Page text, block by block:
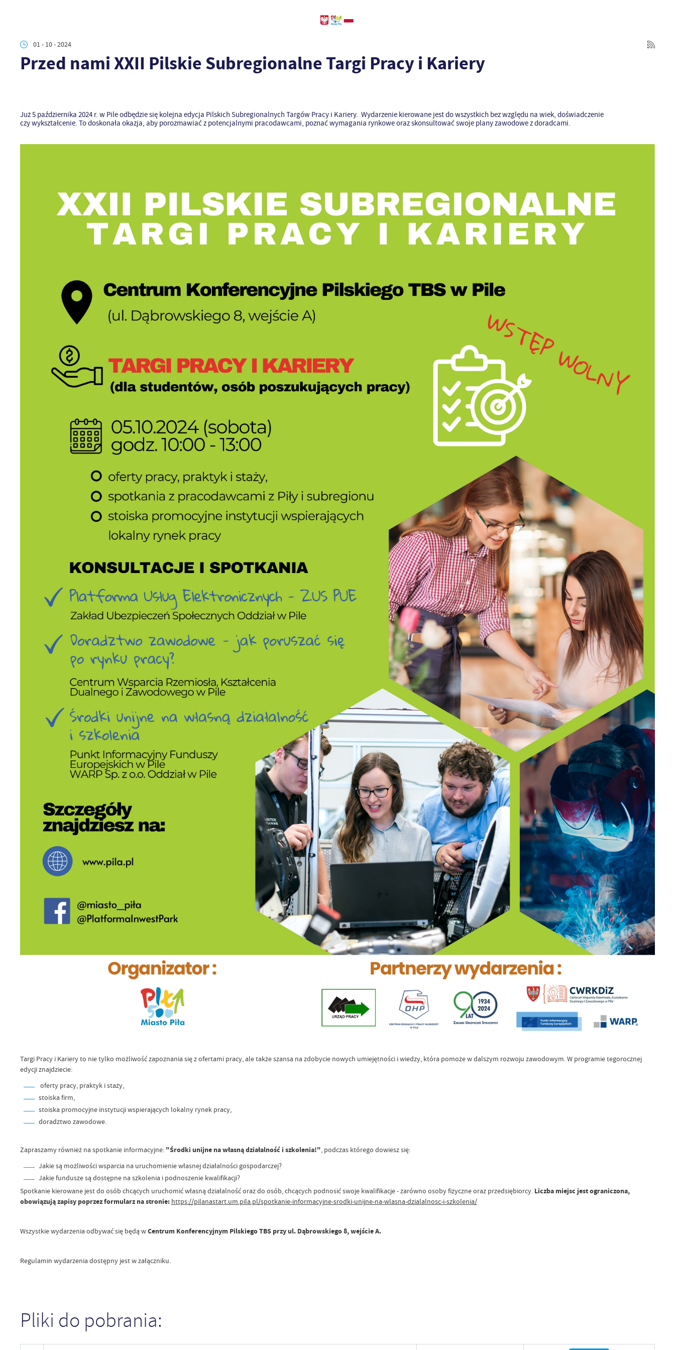
01 - 10 - 2024
Przed nami XXII Pilskie Subregionalne Targi Pracy i Kariery
Już 5 października 2024 r. w Pile odbędzie się kolejna edycja Pilskich Subregionalnych Targów Pracy i Kariery. Wydarzenie kierowane jest do wszystkich bez względu na wiek, doświadczenie
czy wykształcenie. To doskonała okazja, aby porozmawiać z potencjalnymi pracodawcami, poznać wymagania rynkowe oraz skonsultować swoje plany zawodowe z doradcami.
Targi Pracy i Kariery to nie tylko możliwość zapoznania się z ofertami pracy, ale także szansa na zdobycie nowych umiejętności i wiedzy, która pomoże w dalszym rozwoju zawodowym. W programie tegorocznej
edycji znajdziecie:
oferty pracy, praktyk i staży,
stoiska firm,
stoiska promocyjne instytucji wspierających lokalny rynek pracy,
doradztwo zawodowe.
Zapraszamy również na spotkanie informacyjne: "Środki unijne na własną działalność i szkolenia!", podczas którego dowiesz się:
Jakie są możliwości wsparcia na uruchomienie własnej działalności gospodarczej?
Jakie fundusze są dostępne na szkolenia i podnoszenie kwalifikacji?
Spotkanie kierowane jest do osób chcących uruchomić własną działalność oraz do osób, chcących podnosić swoje kwalifikacje - zarówno osoby fizyczne oraz przedsiębiorcy. Liczba miejsc jest ograniczona,
obowiązują zapisy poprzez formularz na stronie: https://pilanastart.um.pila.pl/spotkanie-informacyjne-srodki-unijne-na-wlasna-dzialalnosc-i-szkolenia/
Wszystkie wydarzenia odbywać się będą wCentrum Konferencyjnym Pilskiego TBS przy ul. Dąbrowskiego 8, wejście A.
Regulamin wydarzenia dostępny jest w załączniku.
Pliki do pobrania: